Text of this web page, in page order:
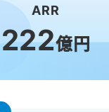
ARR
222億円